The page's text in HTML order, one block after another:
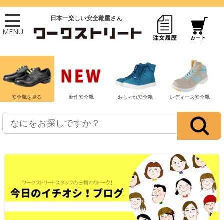
MENU
日本一楽しい安全靴屋さん
安全靴を見る 新作安全靴 おしゃれ安全靴 レディース安全靴